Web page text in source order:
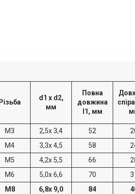
Різьба
d1 x d2,
мм
Повна
довжина
l1, мм
М3 2,5х 3,4 52
М4
3,3х 4,5 58
М5
4,2х 5,5 66
М6
5,0х 6,6 70
М8
6,8х 9,0 84